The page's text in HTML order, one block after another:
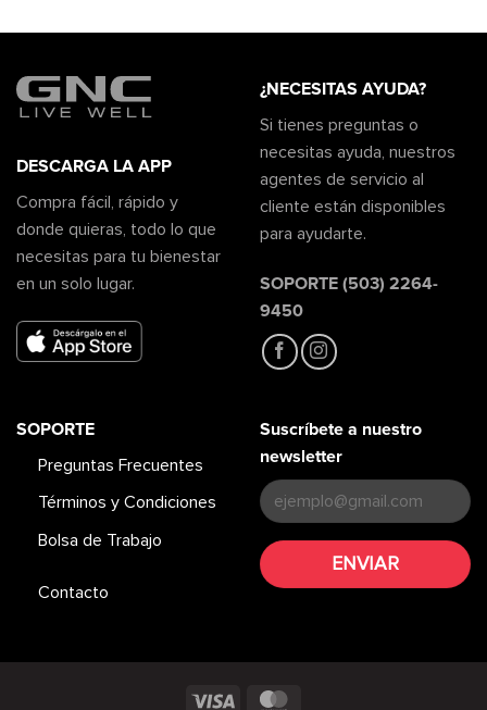
DESCARGA LA APP
Compra fácil, rápido y
donde quieras, todo lo que
necesitas para tu bienestar
en un solo lugar.
¿NECESITAS AYUDA?
Si tienes preguntas o
necesitas ayuda, nuestros
agentes de servicio al
cliente están disponibles
para ayudarte.
SOPORTE (503) 2264-
9450
SOPORTE
Preguntas Frecuentes
Términos y Condiciones
Bolsa de Trabajo
Contacto
Suscríbete a nuestro
newsletter
Visa